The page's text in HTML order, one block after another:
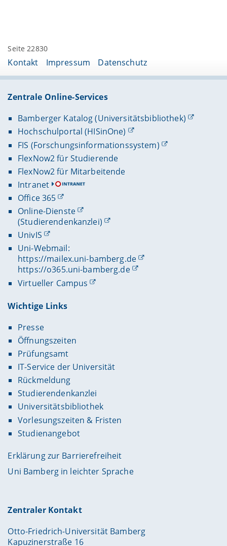
Seite 22830
Kontakt Impressum Datenschutz
Zentrale Online-Services
Bamberger Katalog (Universitätsbibliothek)
Hochschulportal (HISinOne)
FIS (Forschungsinformationssystem)
FlexNow2 für Studierende
FlexNow2 für Mitarbeitende
Intranet
Office 365
Online-Dienste
(Studierendenkanzlei)
UnivIS
Uni-Webmail:
https://mailex.uni-bamberg.de
https://o365.uni-bamberg.de
Virtueller Campus
Wichtige Links
Presse
Öffnungszeiten
Prüfungsamt
IT-Service der Universität
Rückmeldung
Studierendenkanzlei
Universitätsbibliothek
Vorlesungszeiten & Fristen
Studienangebot
Erklärung zur Barrierefreiheit
Uni Bamberg in leichter Sprache
Zentraler Kontakt
Otto-Friedrich-Universität Bamberg
Kapuzinerstraße 16